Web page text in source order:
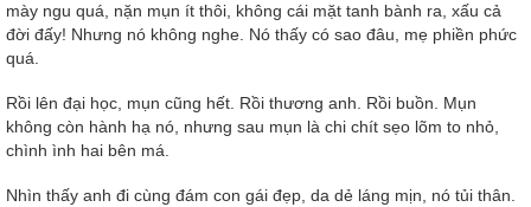
mày ngu quá, nặn mụn ít thôi, không cái mặt tanh bành ra, xấu cả
đời đấy! Nhưng nó không nghe. Nó thấy có sao đâu, mẹ phiền phức
quá.
Rồi lên đại học, mụn cũng hết. Rồi thương anh. Rồi buồn. Mụn
không còn hành hạ nó, nhưng sau mụn là chi chít sẹo lõm to nhỏ,
chình ình hai bên má.
Nhìn thấy anh đi cùng đám con gái đẹp, da dẻ láng mịn, nó tủi thân.